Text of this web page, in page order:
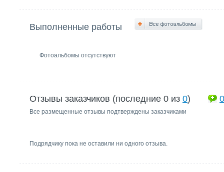
Выполненные работы
Фотоальбомы отсутствуют
Отзывы заказчиков (последние 0 из 0) 0
Все размещенные отзывы подтверждены заказчиками
Подрядчику пока не оставили ни одного отзыва.